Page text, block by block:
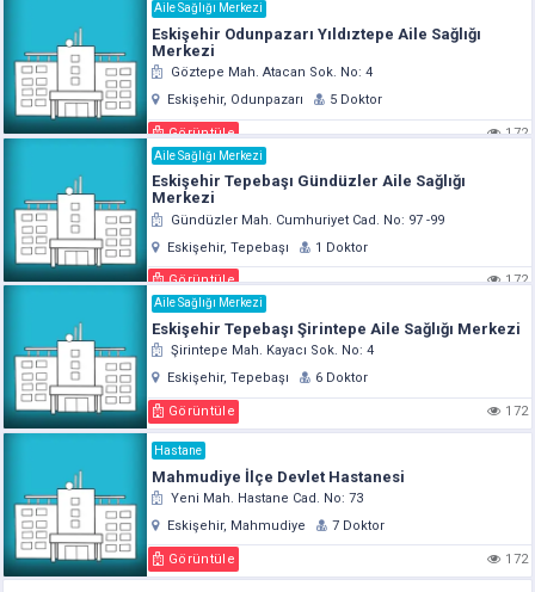
Aile Sağlığı Merkezi
Eskişehir Odunpazarı Yıldıztepe Aile Sağlığı
Merkezi
Göztepe Mah. Atacan Sok. No: 4
Eskişehir, Odunpazarı
5 Doktor
Görüntüle 172
Aile Sağlığı Merkezi
Eskişehir Tepebaşı Gündüzler Aile Sağlığı
Merkezi
Gündüzler Mah. Cumhuriyet Cad. No: 97 -99
Eskişehir, Tepebaşı
1 Doktor
Görüntüle 172
Aile Sağlığı Merkezi
Eskişehir Tepebaşı Şirintepe Aile Sağlığı Merkezi
Şirintepe Mah. Kayacı Sok. No: 4
Eskişehir, Tepebaşı
6 Doktor
Görüntüle 172
Hastane
Mahmudiye İlçe Devlet Hastanesi
Yeni Mah. Hastane Cad. No: 73
Eskişehir, Mahmudiye
7 Doktor
Görüntüle 172